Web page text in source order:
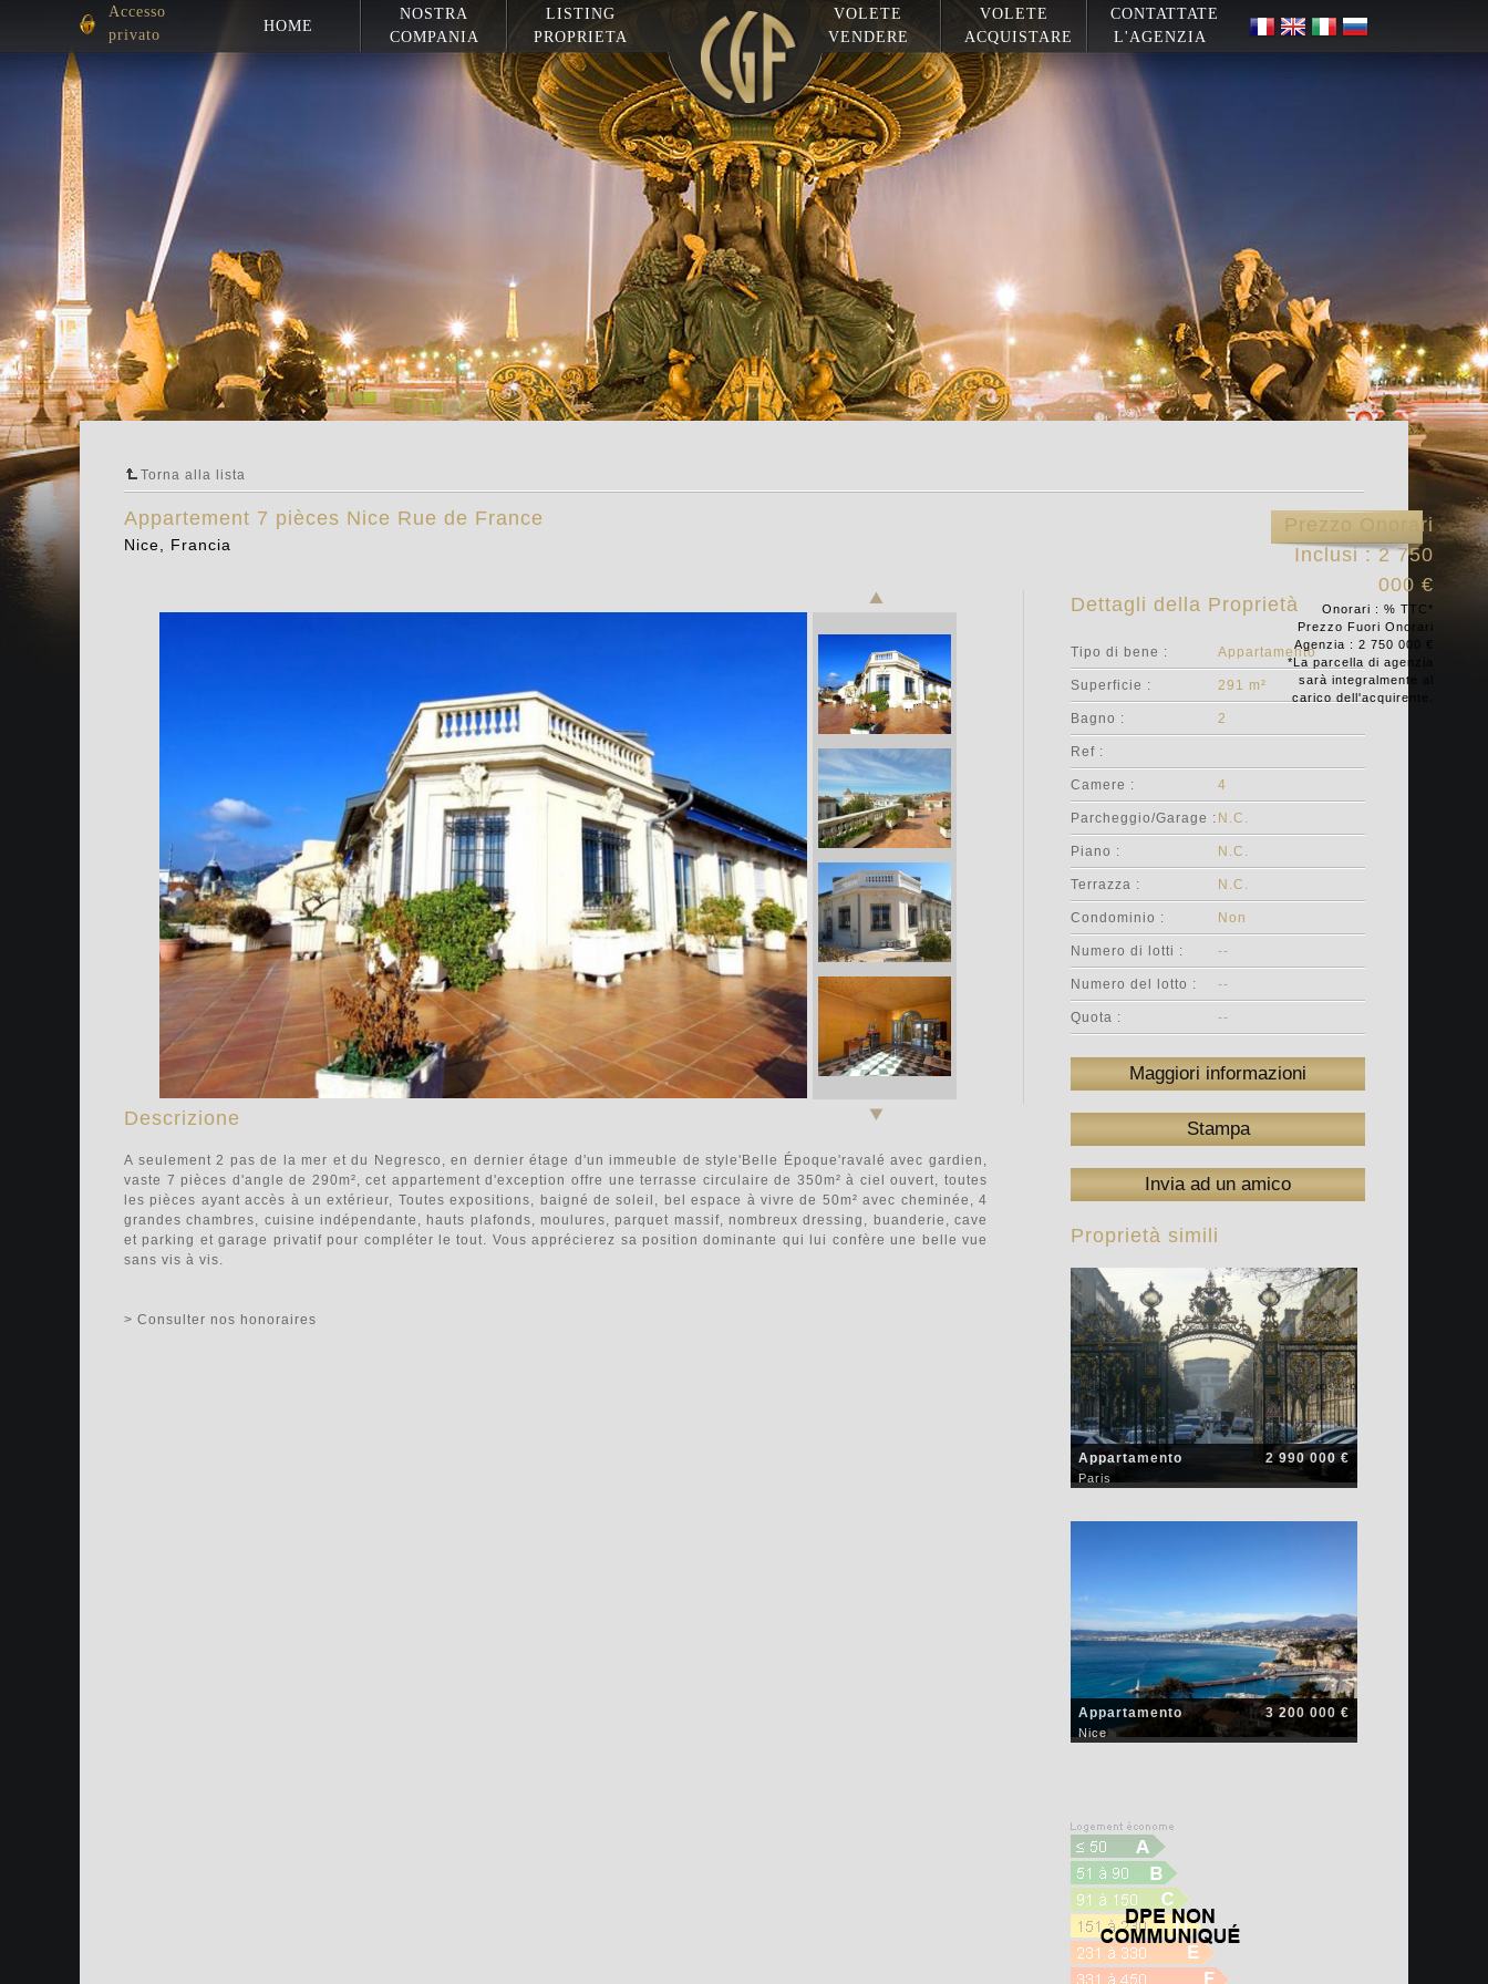
Accesso
privato
HOME
NOSTRA
COMPANIA
LISTING
PROPRIETA
VOLETE
VENDERE
VOLETE
ACQUISTARE
CONTATTATE
L'AGENZIA
Torna alla lista
Appartement 7 pièces Nice Rue de France
Nice, Francia
Prezzo Onorari
Inclusi : 2 750
000 €
Onorari : % TTC*
Prezzo Fuori Onorari
Agenzia : 2 750 000 €
*La parcella di agenzia
sarà integralmente al
carico dell'acquirente.
Descrizione
A seulement 2 pas de la mer et du Negresco, en dernier étage d'un immeuble de style'Belle Époque'ravalé avec gardien,
vaste 7 pièces d'angle de 290m², cet appartement d'exception offre une terrasse circulaire de 350m² à ciel ouvert, toutes
les pièces ayant accès à un extérieur, Toutes expositions, baigné de soleil, bel espace à vivre de 50m² avec cheminée, 4
grandes chambres, cuisine indépendante, hauts plafonds, moulures, parquet massif, nombreux dressing, buanderie, cave
et parking et garage privatif pour compléter le tout. Vous apprécierez sa position dominante qui lui confère une belle vue
sans vis à vis.
> Consulter nos honoraires
Dettagli della Proprietà
Tipo di bene :
Superficie :
Bagno :
Ref :
Appartamento
291 m²
2
Camere :
Parcheggio/Garage :
Piano :
Terrazza :
Condominio :
Numero di lotti :
Numero del lotto :
Quota :
4
N.C.
N.C.
N.C.
Non
--
--
--
Maggiori informazioni
Stampa
Invia ad un amico
Proprietà simili
Appartamento 2 990 000 €
Paris
Appartamento 3 200 000 €
Nice